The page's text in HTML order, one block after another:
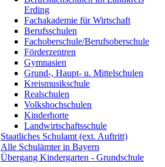
Erding
Fachakademie für Wirtschaft
Berufsschulen
Fachoberschule/Berufsoberschule
Förderzentren
Gymnasien
Grund-, Haupt- u. Mittelschulen
Kreismusikschule
Realschulen
Volkshochschulen
Kinderhorte
Landwirtschaftsschule
Staatliches Schulamt (ext. Auftritt)
Alle Schulämter in Bayern
Übergang Kindergarten - Grundschule